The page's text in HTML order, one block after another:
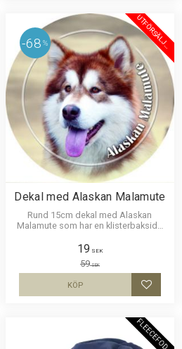
favoriter
Dekal med Alaskan Malamute
Rund 15cm dekal med Alaskan
Malamute som har en klisterbaksida
skyltar, bilruta m.m.
19 SEK
59SEK
68 % U
T
F
Ö
R
S
Ä
L
J
N
I
N
G
Lägg
KÖP
F
L
E
E
C
E
F
O
D